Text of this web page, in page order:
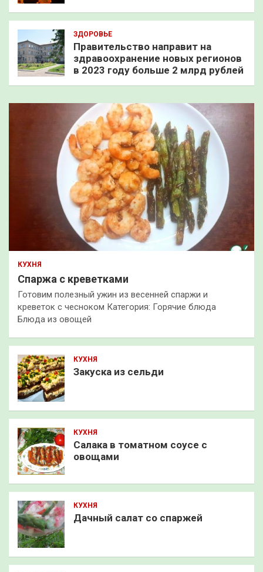
ЗДОРОВЬЕ
Правительство направит на
здравоохранение новых регионов
в 2023 году больше 2 млрд рублей
КУХНЯ
Спаржа с креветками
Готовим полезный ужин из весенней спаржи и
креветок с чесноком Категория: Горячие блюда
Блюда из овощей
КУХНЯ
Закуска из сельди
КУХНЯ
Салака в томатном соусе с
овощами
КУХНЯ
Дачный салат со спаржей